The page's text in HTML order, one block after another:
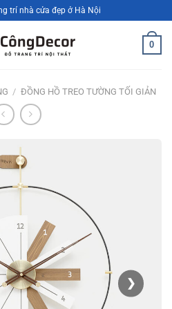
trí nhà cửa đẹp ở Hà Nội
0
/ ĐỒNG HỒ TREO TƯỜNG TỐI GIẢN
❯